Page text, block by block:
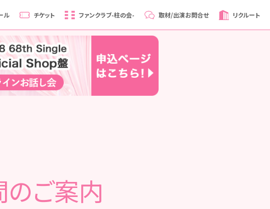
ル チケット ファンクラブ-柱の会- 取材/出演お問合せ リクルート
ご案内